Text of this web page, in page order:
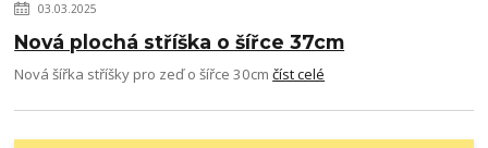
03.03.2025
Nová plochá stříška o šířce 37cm
Nová šířka stříšky pro zeď o šířce 30cmčíst celé